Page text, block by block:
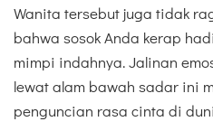
Wanita tersebut juga tidak
bahwa sosok Anda kerap
mimpi indahnya. Jalinan
lewat alam bawah sadar ini
penguncian rasa cinta di